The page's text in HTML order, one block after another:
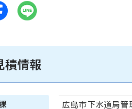
積情報
広島市下水道局管